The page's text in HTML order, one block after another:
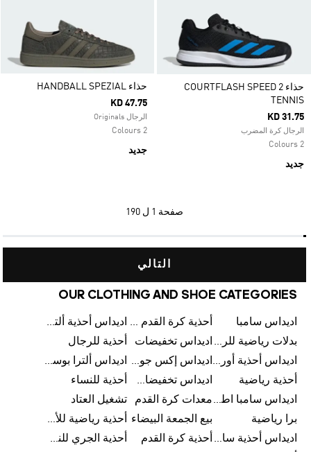
حذاء COURTFLASH SPEED 2
TENNIS
KD 31.75
الرجال كرة المضرب
2 Colours
جديد
حذاء HANDBALL SPEZIAL
KD 47.75
الرجال Originals
2 Colours
جديد
صفحة 1 ل 190
التالي
OUR CLOTHING AND SHOE CATEGORIES
اديداس سامبا أحذية كرة القدم للرجال
اديداس أحذية ألترا بوست للرجال
بدلات رياضية للرجال اديداس تخفيضات
أحذية للرجال
اديداس أحذية أورجينالز
اديداس إكس جود بيلينغهام
اديداس ألترا بوست
أحذية رياضية
اديداس تخفيضات للأطفال
أحذية للنساء
اديداس سامبا اطفالمعدات كرة القدم
تشغيل العتاد
برا رياضية
بيع الجمعة البيضاء
أحذية رياضية للأطفال
اديداس أحذية سامبا للنساء أحذية كرة القدم
أحذية الجري للنساء